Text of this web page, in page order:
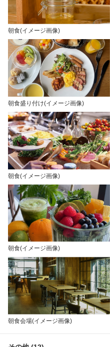
朝食(イメージ画像)
朝食盛り付け(イメージ画像)
朝食(イメージ画像)
朝食(イメージ画像)
朝食会場(イメージ画像)